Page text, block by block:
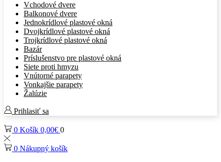
Vchodové dvere
Balkonové dvere
Jednokrídlové plastové okná
Dvojkrídlové plastové okná
Trojkrídlové plastové okná
Bazár
Príslušenstvo pre plastové okná
Siete proti hmyzu
Vnútorné parapety
Vonkajšie parapety
Žalúzie
Prihlasiť sa
0 Košík 0,00€ 0
0 Nákupný košík